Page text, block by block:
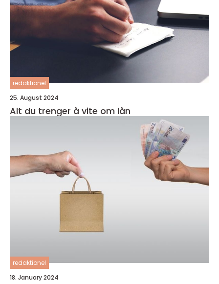
redaktionel
25. August 2024
Alt du trenger å vite om lån
redaktionel
18. January 2024